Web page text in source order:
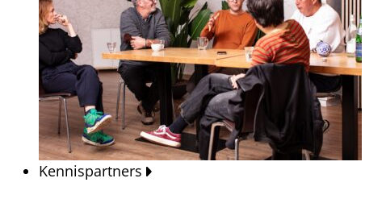
Kennispartners